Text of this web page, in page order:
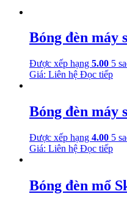
Bóng đèn máy
Được xếp hạng 5.00 5
Giá: Liên hệ Đọc tiếp
Bóng đèn máy
Được xếp hạng 4.00 5
Giá: Liên hệ Đọc tiếp
Bóng đèn mổ